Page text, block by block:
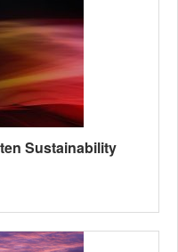
Sustainability